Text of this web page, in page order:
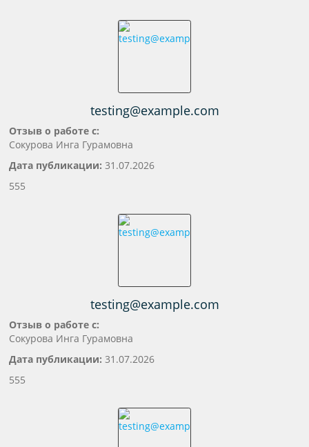
testing@example.com
Отзыв о работе с:
Сокурова Инга Гурамовна
Дата публикации: 31.07.2026
555
testing@example.com
Отзыв о работе с:
Сокурова Инга Гурамовна
Дата публикации: 31.07.2026
555